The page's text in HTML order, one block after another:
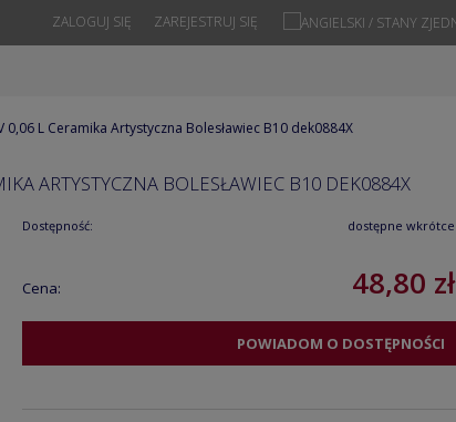
ZAREJESTRUJ SIĘ
ZALOGUJ SIĘ
L Ceramika Artystyczna Bolesławiec B10 dek0884X
ARTYSTYCZNA BOLESŁAWIEC B10 DEK0884X
Dostępność: dostępne wkrótce
Cena: 48,80 zł
POWIADOM O DOSTĘPNOŚCI